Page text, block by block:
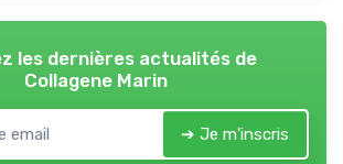
les dernières actualités de
Collagene Marin
➔ Je m'inscris